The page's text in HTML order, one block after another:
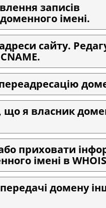
записів
імені.
сайту.
що я власник
приховати
імені в
домену